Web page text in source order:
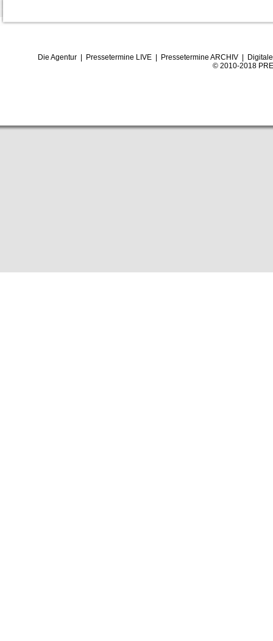
Die Agentur| Pressetermine LIVE| Pressetermine ARCHIV|
© 2010-2018